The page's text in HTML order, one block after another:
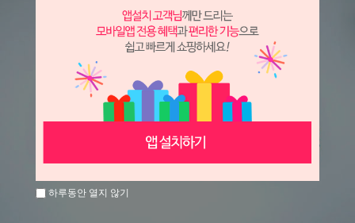
하루동안 열지 않기